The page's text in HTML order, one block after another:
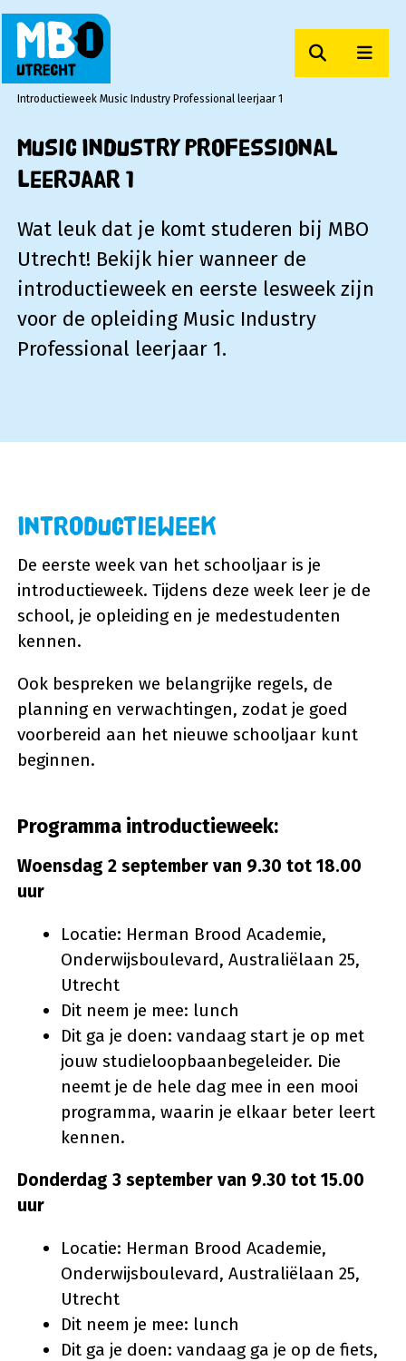
MBO Utrecht
Zoeken
Introductieweek Music Industry Professional leerjaar 1
Music Industry Professional
leerjaar 1
Wat leuk dat je komt studeren bij MBO
Utrecht! Bekijk hier wanneer de
introductieweek en eerste lesweek zijn
voor de opleiding Music Industry
Professional leerjaar 1.
Introductieweek
De eerste week van het schooljaar is je
introductieweek. Tijdens deze week leer je de
school, je opleiding en je medestudenten
kennen.
Ook bespreken we belangrijke regels, de
planning en verwachtingen, zodat je goed
voorbereid aan het nieuwe schooljaar kunt
beginnen.
Programma introductieweek:
Woensdag 2 september van 9.30 tot 18.00
uur
Locatie: Herman Brood Academie,
Onderwijsboulevard, Australiëlaan 25,
Utrecht
Dit neem je mee: lunch
Dit ga je doen: vandaag start je op met
jouw studieloopbaanbegeleider. Die
neemt je de hele dag mee in een mooi
programma, waarin je elkaar beter leert
kennen.
Donderdag 3 september van 9.30 tot 15.00
uur
Locatie: Herman Brood Academie,
Onderwijsboulevard, Australiëlaan 25,
Utrecht
Dit neem je mee: lunch
Dit ga je doen: vandaag ga je op de fiets,